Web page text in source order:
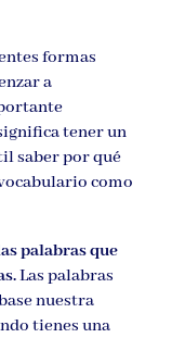
formas
a
tener un
saber por qué
como
palabras que
Las palabras
nuestra
tienes una